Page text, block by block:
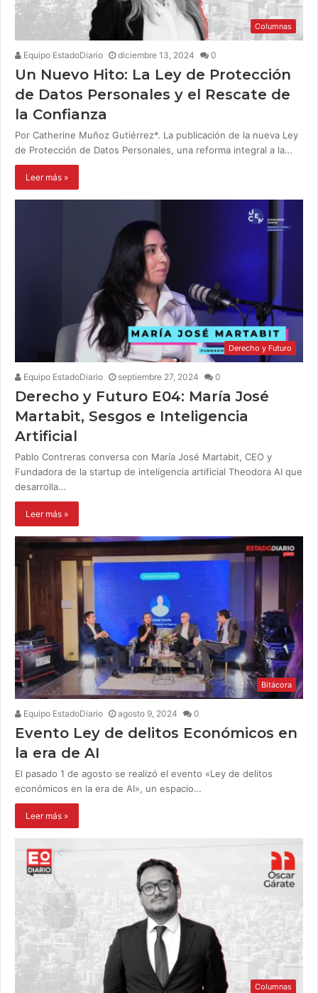
Columnas
Equipo EstadoDiario diciembre 13, 2024 0
Un Nuevo Hito: La Ley de Protección
de Datos Personales y el Rescate de
la Confianza
Por Catherine Muñoz Gutiérrez*. La publicación de la nueva Ley
de Protección de Datos Personales, una reforma integral a la…
Leer más »
Derecho y Futuro
Equipo EstadoDiario septiembre 27, 2024 0
Derecho y Futuro E04: María José
Martabit, Sesgos e Inteligencia
Artificial
Pablo Contreras conversa con María José Martabit, CEO y
Fundadora de la startup de inteligencia artificial Theodora AI que
desarrolla…
Leer más »
Bitácora
Equipo EstadoDiario agosto 9, 2024 0
Evento Ley de delitos Económicos en
la era de AI
El pasado 1 de agosto se realizó el evento «Ley de delitos
económicos en la era de AI», un espacio…
Leer más »
Columnas